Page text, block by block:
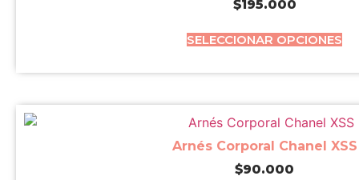
$195.000
SELECCIONAR OPCIONES
Arnés Corporal Chanel XSS
$90.000